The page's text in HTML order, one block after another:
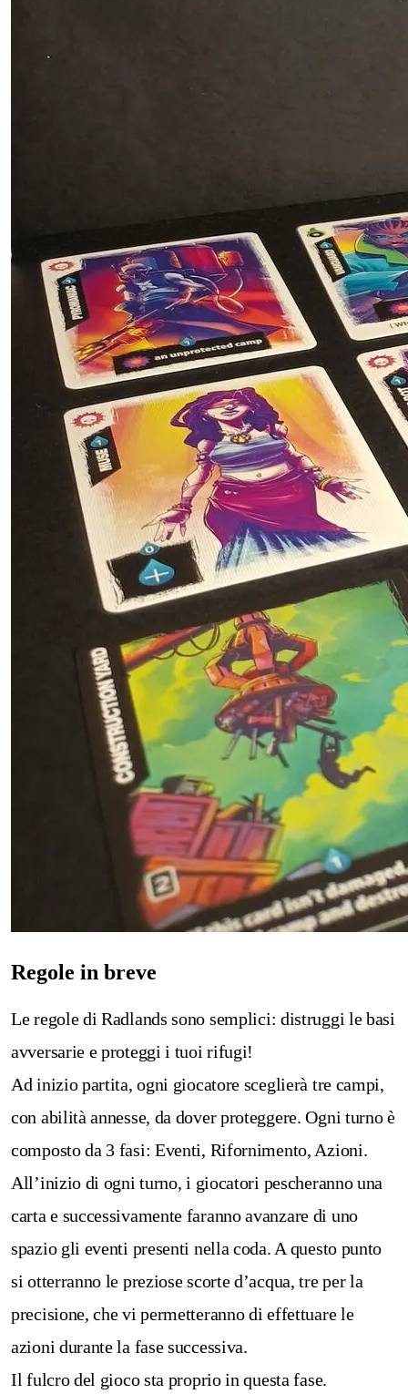
Regole in breve
Le regole di Radlands sono semplici: distruggi le basi
avversarie e proteggi i tuoi rifugi!
Ad inizio partita, ogni giocatore sceglierà tre campi,
con abilità annesse, da dover proteggere. Ogni turno è
composto da 3 fasi: Eventi, Rifornimento, Azioni.
All’inizio di ogni turno, i giocatori pescheranno una
carta e successivamente faranno avanzare di uno
spazio gli eventi presenti nella coda. A questo punto
si otterranno le preziose scorte d’acqua, tre per la
precisione, che vi permetteranno di effettuare le
azioni durante la fase successiva.
Il fulcro del gioco sta proprio in questa fase.